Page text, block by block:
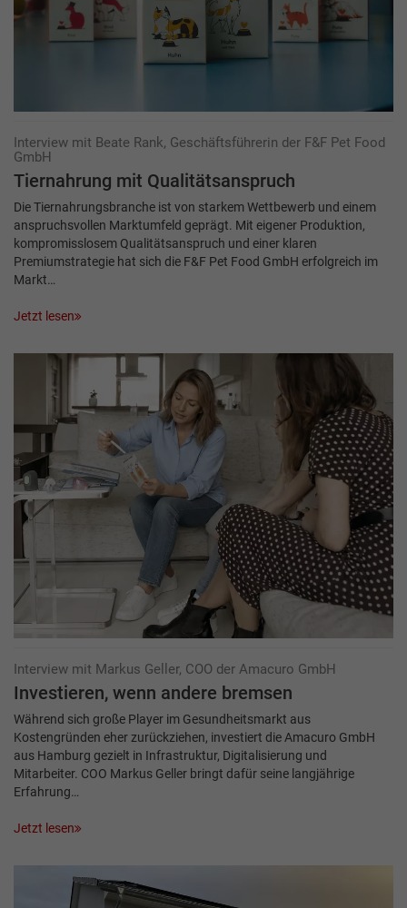
Interview mit Beate Rank, Geschäftsführerin der F&F Pet Food
GmbH
Tiernahrung mit Qualitätsanspruch
Die Tiernahrungsbranche ist von starkem Wettbewerb und einem
anspruchsvollen Markt­umfeld geprägt. Mit eigener Produktion,
kompromisslosem Qualitätsanspruch und einer klaren
Premiumstrategie hat sich die F&F Pet Food GmbH erfolgreich im
Markt…
Jetzt lesen
Interview mit Markus Geller, COO der Amacuro GmbH
Investieren, wenn andere bremsen
Während sich große Player im Gesundheitsmarkt aus
Kostengründen eher zurückziehen, investiert die Amacuro GmbH
aus Hamburg gezielt in Infrastruktur, Digitalisierung und
Mitarbeiter. COO Markus Geller bringt dafür seine langjährige
Erfahrung…
Jetzt lesen